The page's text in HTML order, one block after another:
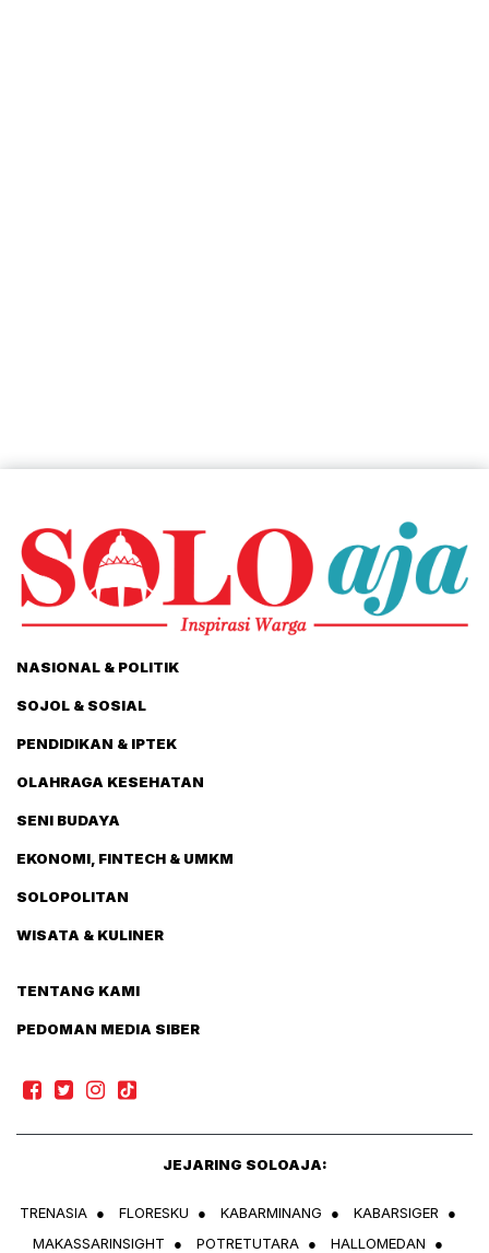
NASIONAL & POLITIK
SOJOL & SOSIAL
PENDIDIKAN & IPTEK
OLAHRAGA KESEHATAN
SENI BUDAYA
EKONOMI, FINTECH & UMKM
SOLOPOLITAN
WISATA & KULINER
TENTANG KAMI
PEDOMAN MEDIA SIBER
JEJARING SOLOAJA:
TRENASIA ● FLORESKU ● KABARMINANG ● KABARSIGER ●
MAKASSARINSIGHT
● POTRETUTARA ● HALLOMEDAN ●